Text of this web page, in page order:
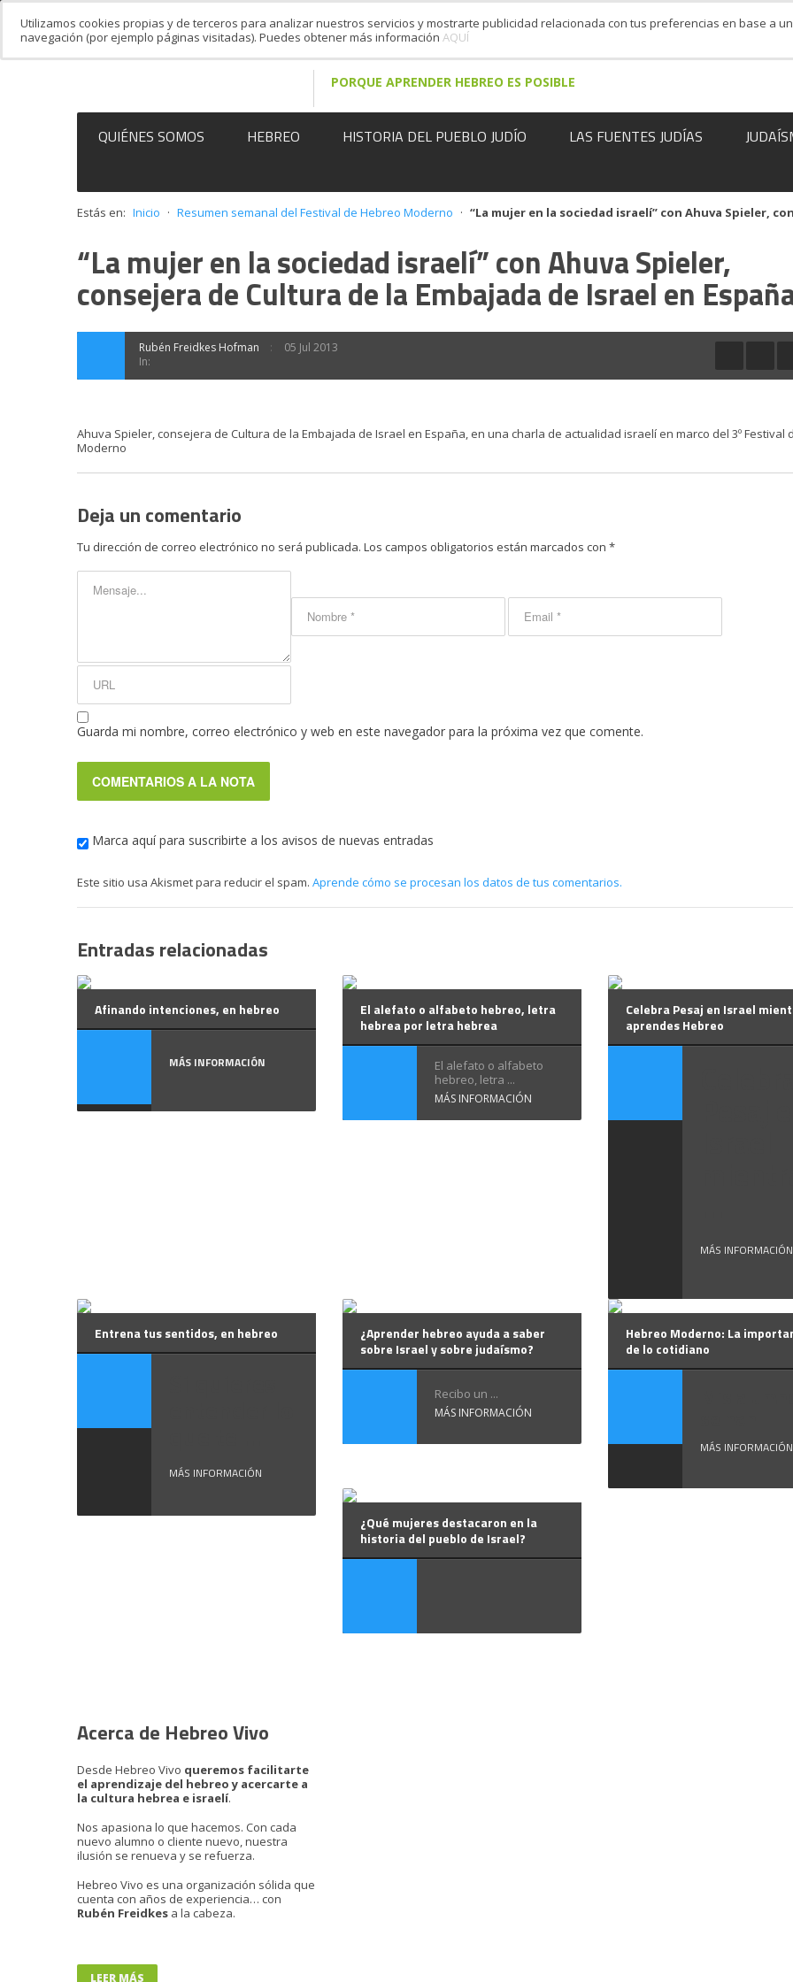
PORQUE APRENDER HEBREO ES POSIBLE
QUIÉNES SOMOS HEBREO HISTORIA DEL PUEBLO JUDÍO LAS FUENTES JUDÍAS
Estás en: Inicio · Resumen semanal del Festival de Hebreo Moderno · “La mujer en la sociedad israelí” con Ahuva Spieler,
“La mujer en la sociedad israelí” con Ahuva Spieler,
consejera de Cultura de la Embajada de Israel en
Rubén Freidkes Hofman
05 Jul 2013
In:
Ahuva Spieler, consejera de Cultura de la Embajada de Israel en España, en una charla de actualidad israelí en marco del 3º Festival
Moderno
Deja un comentario
Tu dirección de correo electrónico no será publicada. Los campos obligatorios están marcados con *
Guarda mi nombre, correo electrónico y web en este navegador para la próxima vez que comente.
Marca aquí para suscribirte a los avisos de nuevas entradas
Este sitio usa Akismet para reducir el spam. Aprende cómo se procesan los datos de tus comentarios.
Entradas relacionadas
Afinando intenciones, en hebreo
MÁS INFORMACIÓN
El alefato o alfabeto hebreo, letra
hebrea por letra hebrea
El alefato o alfabeto
hebreo, letra ...
MÁS INFORMACIÓN
Celebra Pesaj en Israel
aprendes Hebreo
MÁS INFORMACIÓN
Entrena tus sentidos, en hebreo
MÁS INFORMACIÓN
¿Aprender hebreo ayuda a saber
sobre Israel y sobre judaísmo?
Recibo un ...
MÁS INFORMACIÓN
Hebreo Moderno: La
de lo cotidiano
MÁS INFORMACIÓN
¿Qué mujeres destacaron en la
historia del pueblo de Israel?
Acerca de Hebreo Vivo
Desde Hebreo Vivo queremos facilitarte
el aprendizaje del hebreo y acercarte a
la cultura hebrea e israelí.
Nos apasiona lo que hacemos. Con cada
nuevo alumno o cliente nuevo, nuestra
ilusión se renueva y se refuerza.
Hebreo Vivo es una organización sólida que
cuenta con años de experiencia… con
Rubén Freidkes a la cabeza.
LEER MÁS
Utilizamos cookies propias y de terceros para analizar nuestros servicios y mostrarte publicidad relacionada con tus preferencias en base a
navegación (por ejemplo páginas visitadas). Puedes obtener más información AQUÍ